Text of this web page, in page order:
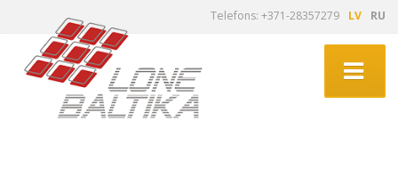
Telefons: +371-28357279 LV RU